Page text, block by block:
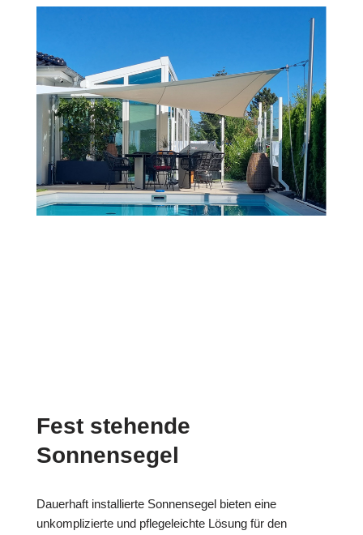
Fest stehende
Sonnensegel
Dauerhaft installierte Sonnensegel bieten eine
unkomplizierte und pflegeleichte Lösung für den